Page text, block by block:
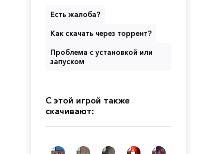
Есть жалоба?
Как скачать через торрент?
Проблема с установкой или
запуском
С этой игрой также
скачивают: